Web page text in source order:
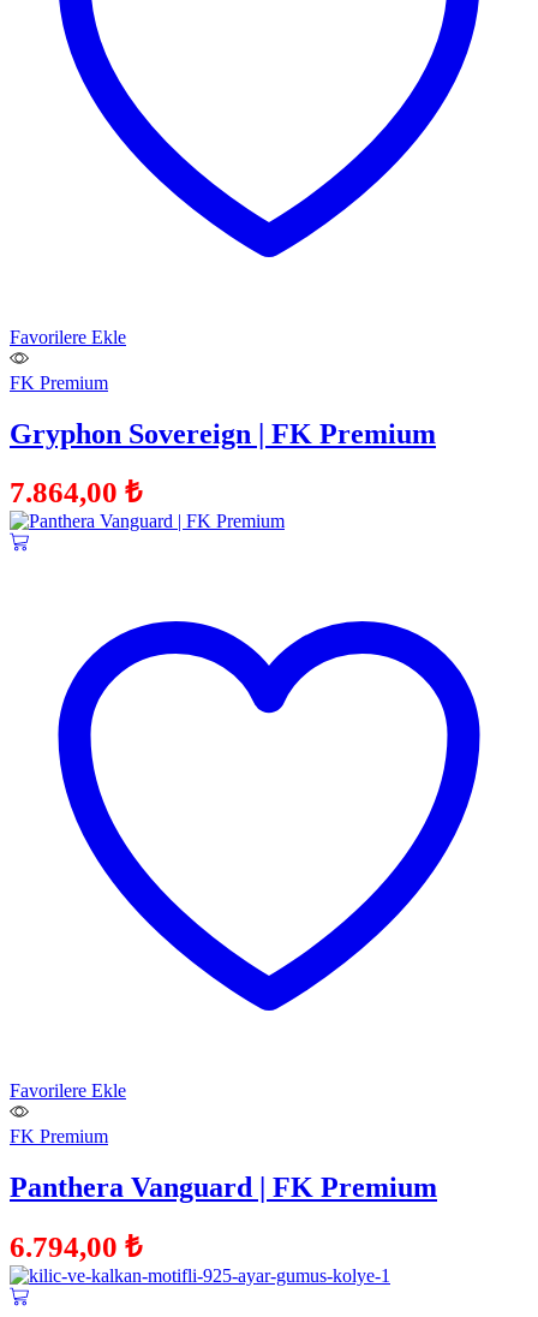
Favorilere Ekle
FK Premium
Gryphon Sovereign | FK Premium
7.864,00 ₺
Favorilere Ekle
FK Premium
Panthera Vanguard | FK Premium
6.794,00 ₺